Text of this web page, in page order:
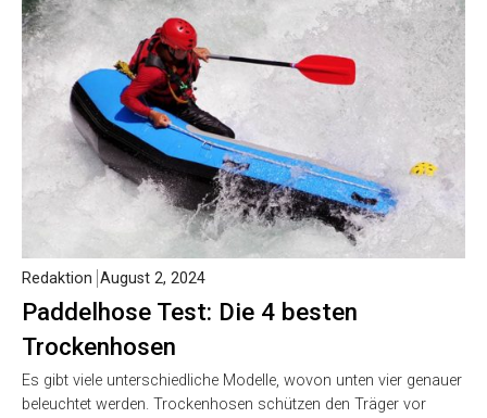
Paddelhose Test: Die 4 besten
Trockenhosen
Redaktion August 2, 2024
Es gibt viele unterschiedliche Modelle, wovon unten vier genauer
beleuchtet werden. Trockenhosen schützen den Träger vor